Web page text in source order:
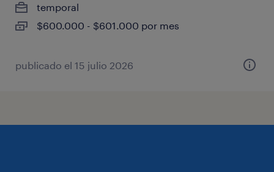
temporal
$600.000 - $601.000 por mes
publicado el 15 julio 2026